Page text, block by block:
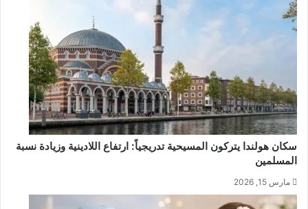
سكان هولندا يتركون المسيحية تدريجياً: ارتفاع اللادينية وزيادة نسبة
المسلمين
مارس 15, 2026